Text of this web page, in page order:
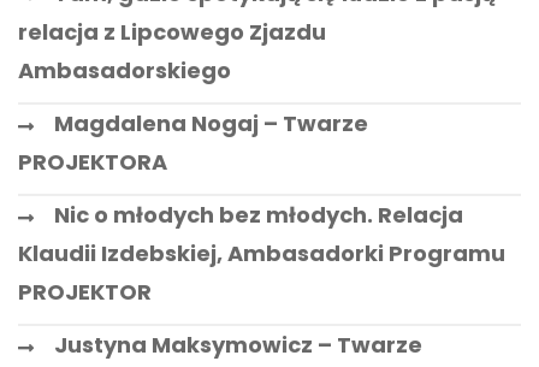
relacja z Lipcowego Zjazdu
Ambasadorskiego
Magdalena Nogaj – Twarze
PROJEKTORA
Nic o młodych bez młodych. Relacja
Klaudii Izdebskiej, Ambasadorki Programu
PROJEKTOR
Justyna Maksymowicz – Twarze